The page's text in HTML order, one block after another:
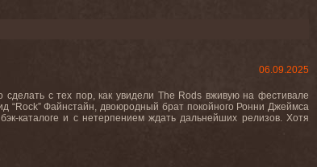
06.09.2025
с тех пор, как увидели The Rods вживую на фестивале
“Rock” Файнстайн, двоюродный брат покойного Ронни Джеймса
каталоге и с нетерпением ждать дальнейших релизов. Хотя